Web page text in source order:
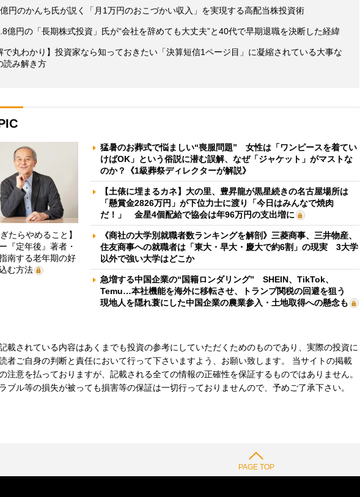
円のかんち氏が説く「月1万円のおこづかい収入」を実現する高配当株投資術
億円の「長期株式投資」氏が“会社を辞めても大丈夫”と40代で早期退職を決断した経緯
で丸わかり】投資家なら知っておきたい「決算短信1ページ目」に凝縮されている大事な
読み解き方
たらやめること】
『定年後』著者・
南する老年期の好
む方法
猛暑のお葬式で悩ましい“喪服問題” 女性は「ワンピースを着てい
けばOK」という俗説に潜む誤解、なぜ「ジャケット」がマストな
のか？《1級葬祭ディレクターが解説》
【土俵に埋まるカネ】大の里、豊昇龍が黒星続きの名古屋場所は
「懸賞金2826万円」が下位力士に渡り「今日はみんなで焼肉
だ！」 金星4個配給で協会は年96万円の支出増に
《商社の大学別就職者数ランキングを解剖》三菱商事、三井物産、
住友商事への就職者は「東大・早大・慶大で約6割」の現実 3大学
以外で強い大学はどこか
急増する中国企業の“国籍ロンダリング” SHEIN、TikTok、
Temu…本社機能を海外に移転させ、トランプ関税の回避を狙う
現地人を隠れ蓑にした中国企業の農業参入・土地取得への懸念も
載されている内容はあくまでも投資の参考にしていただくためのものであり、実際の投資に
者ご自身の判断と責任において行って下さいますよう、お願い致します。 当サイトの掲載
注意を払っておりますが、記載される全ての情報の正確性を保証するものではありません。
ブル等の損失が被っても損害等の保証は一切行っておりませんので、予めご了承下さい。
PAGE TOP